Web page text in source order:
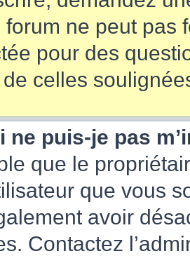
forum ne peut
pour des
de celles
ne puis-je pas
que le
que vous
avoir
Contactez